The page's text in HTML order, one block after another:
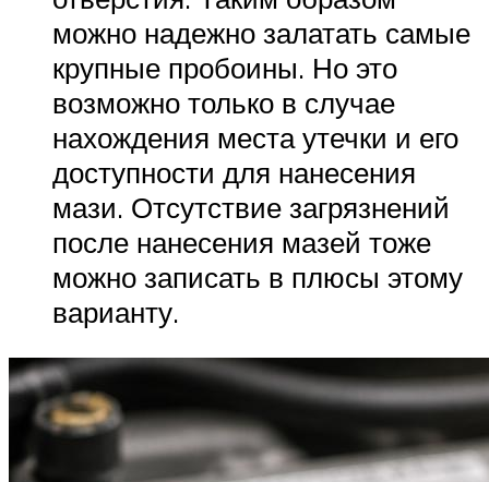
можно надежно залатать самые
крупные пробоины. Но это
возможно только в случае
нахождения места утечки и его
доступности для нанесения
мази. Отсутствие загрязнений
после нанесения мазей тоже
можно записать в плюсы этому
варианту.